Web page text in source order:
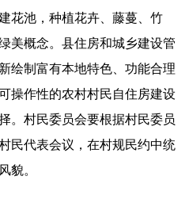
花池，种植花卉、藤蔓、竹
美概念。县住房和城乡建设管
绘制富有本地特色、功能合理
操作性的农村村民自住房建设
。村民委员会要根据村民委员
民代表会议，在村规民约中统
貌。